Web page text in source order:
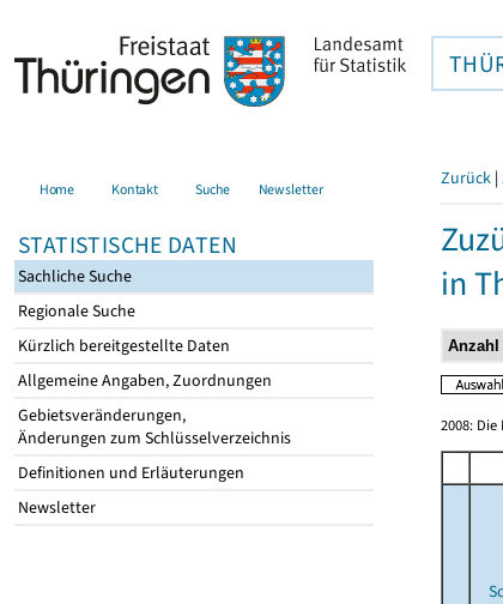
Home Kontakt Suche Newsletter
STATISTISCHE DATEN
Sachliche Suche
Regionale Suche
Kürzlich bereitgestellte Daten
Allgemeine Angaben, Zuordnungen
Gebietsveränderungen,
Änderungen zum Schlüsselverzeichnis
Definitionen und Erläuterungen
Newsletter
Zurück |
in
2008: